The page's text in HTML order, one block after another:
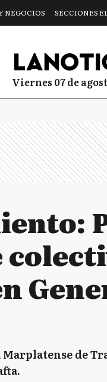
NEGOCIOS SECCIONES
viernes 07 de
de